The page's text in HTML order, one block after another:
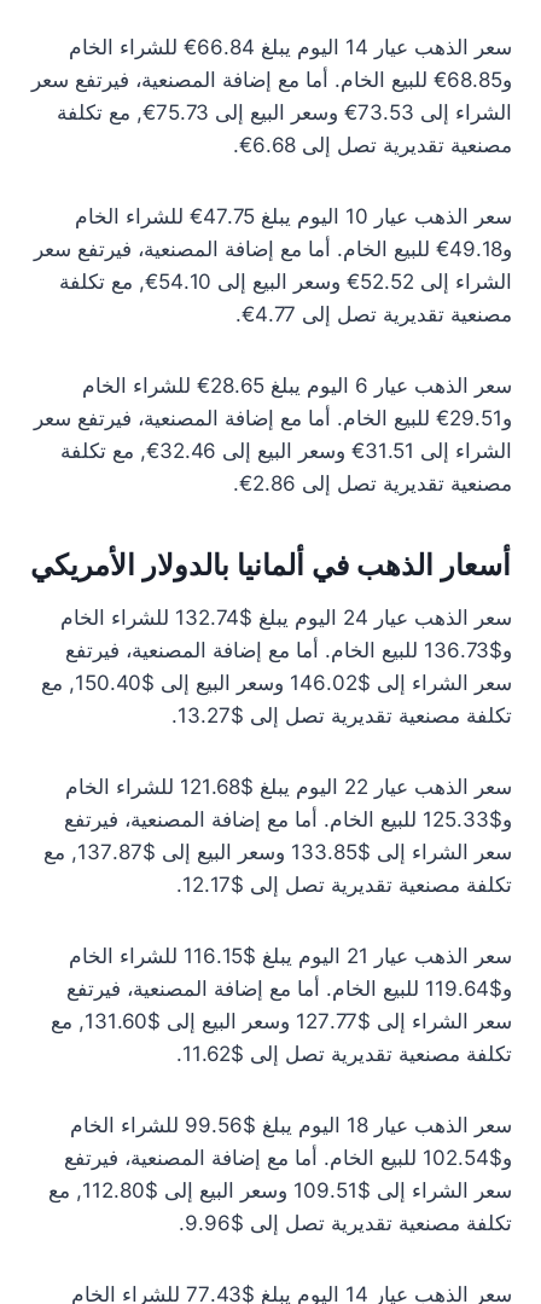
سعر الذهب عيار 14 اليوم يبلغ 66.84€ للشراء الخام
و68.85€ للبيع الخام. أما مع إضافة المصنعية، فيرتفع سعر
الشراء إلى 73.53€ وسعر البيع إلى 75.73€, مع تكلفة
مصنعية تقديرية تصل إلى 6.68€.
سعر الذهب عيار 10 اليوم يبلغ 47.75€ للشراء الخام
و49.18€ للبيع الخام. أما مع إضافة المصنعية، فيرتفع سعر
الشراء إلى 52.52€ وسعر البيع إلى 54.10€, مع تكلفة
مصنعية تقديرية تصل إلى 4.77€.
سعر الذهب عيار 6 اليوم يبلغ 28.65€ للشراء الخام
و29.51€ للبيع الخام. أما مع إضافة المصنعية، فيرتفع سعر
الشراء إلى 31.51€ وسعر البيع إلى 32.46€, مع تكلفة
مصنعية تقديرية تصل إلى 2.86€.
أسعار الذهب في ألمانيا بالدولار الأمريكي
سعر الذهب عيار 24 اليوم يبلغ $132.74 للشراء الخام
و$136.73 للبيع الخام. أما مع إضافة المصنعية، فيرتفع
سعر الشراء إلى $146.02 وسعر البيع إلى $150.40, مع
تكلفة مصنعية تقديرية تصل إلى $13.27.
سعر الذهب عيار 22 اليوم يبلغ $121.68 للشراء الخام
و$125.33 للبيع الخام. أما مع إضافة المصنعية، فيرتفع
سعر الشراء إلى $133.85 وسعر البيع إلى $137.87, مع
تكلفة مصنعية تقديرية تصل إلى $12.17.
سعر الذهب عيار 21 اليوم يبلغ $116.15 للشراء الخام
و$119.64 للبيع الخام. أما مع إضافة المصنعية، فيرتفع
سعر الشراء إلى $127.77 وسعر البيع إلى $131.60, مع
تكلفة مصنعية تقديرية تصل إلى $11.62.
سعر الذهب عيار 18 اليوم يبلغ $99.56 للشراء الخام
و$102.54 للبيع الخام. أما مع إضافة المصنعية، فيرتفع
سعر الشراء إلى $109.51 وسعر البيع إلى $112.80, مع
تكلفة مصنعية تقديرية تصل إلى $9.96.
سعر الذهب عيار 14 اليوم يبلغ $77.43 للشراء الخام